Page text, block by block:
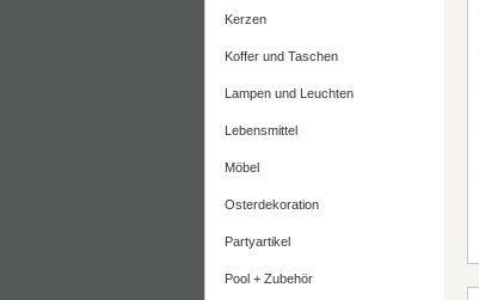
Kerzen
Koffer und Taschen
Lampen und Leuchten
Lebensmittel
Möbel
Osterdekoration
Partyartikel
Pool + Zubehör